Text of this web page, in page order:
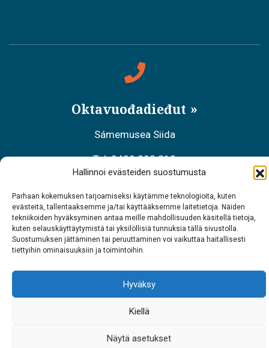
Hallinnoi evästeiden suostumusta
Parhaan kokemuksen tarjoamiseksi käytämme teknologioita, kuten
evästeitä, tallentaaksemme ja/tai käyttääksemme laitetietoja. Näiden
tekniikoiden hyväksyminen antaa meille mahdollisuuden käsitellä tietoja,
kuten selauskäyttäytymistä tai yksilöllisiä tunnuksia tällä sivustolla.
Suostumuksen jättäminen tai peruuttaminen voi vaikuttaa haitallisesti
tiettyihin ominaisuuksiin ja toimintoihin.
Hyväksy
Kiellä
Näytä asetukset
Oktavuođadieđut
Sámemusea Siida
Tel. 0400 898 212
Tel. 0206 39 7740
Restoráŋŋa Sarrit
Tel. 040 700 6485